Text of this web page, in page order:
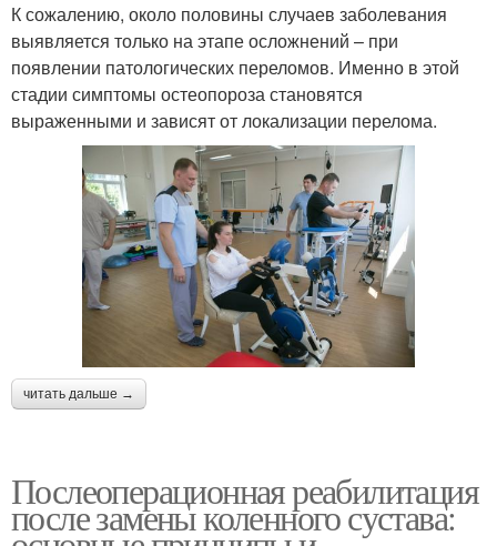
К сожалению, около половины случаев заболевания
выявляется только на этапе осложнений – при
появлении патологических переломов. Именно в этой
стадии симптомы остеопороза становятся
выраженными и зависят от локализации перелома.
читать дальше →
Послеоперационная реабилитация
после замены коленного сустава: